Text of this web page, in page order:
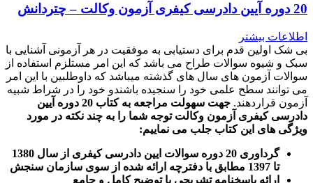
20 دوره آیین دادرسی کیفری آزمون وکالت – چتردانش
اطلاعات بیشتر
بی شک اولین قدم برای دستیابی به موفقیت در هر آزمونی آشنایی با
سبک و شیوه سوالات طراح می باشد که این امر مستلزم استفاده از
سوالات آزمون های سال های گذشته میباشد که داوطلبین با این امر
می توانند سطح علمی خود را سنجیده باشندو خود را در شراط شبیه
آزمون قراردهند.
جهت سهولت مراجعه به کتاب 20 دوره آیین
دادرسی کیفری آزمون وکالت توجه شما را به چند نکته در مورد
ویژگی های این کتاب جلب می نماییم:
گرداوری 20 دوره سوالات ایین دادرسی کیفری از سال 1380
تا 1397 مطابق با دفترچه ارائه شده از سوی سازمان سنجش
ارائه پاسخنامه تشریحی با توضیح کامل و جامع